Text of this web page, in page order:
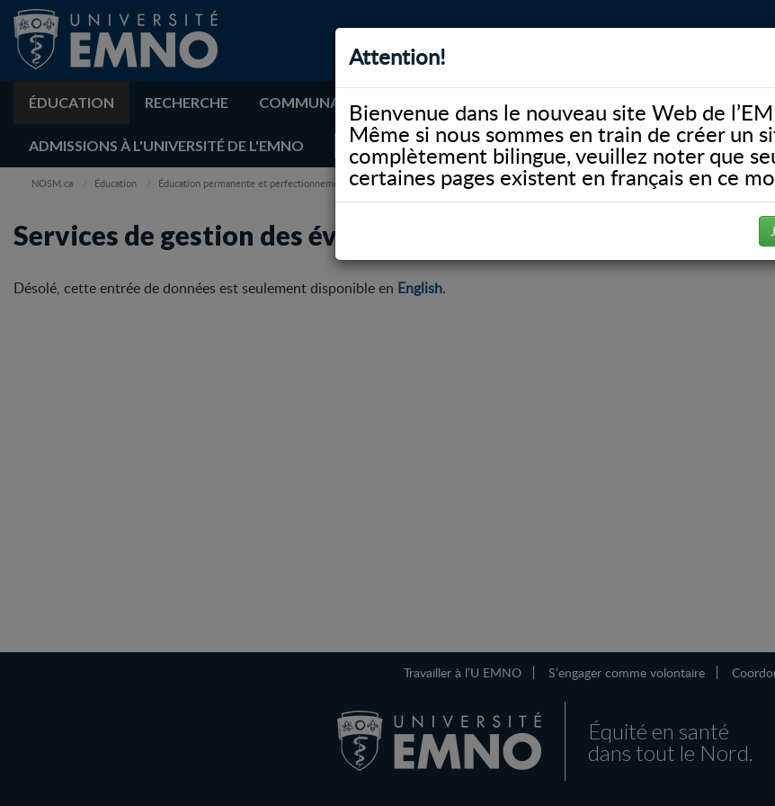
Attention!
Bienvenue dans le nouveau site Web de
Même si nous sommes en train de créer un
complètement bilingue, veuillez noter que
certaines pages existent en français en ce
ÉDUCATION RECHERCHE COMMUNAUTÉ BIBLIOTHÈQUE FACULTÉ
ADMISSIONS À L'UNIVERSITÉ DE L'EMNO
NOSM.ca Éducation Éducation permanente et perfectionnement professionnel Services de gestion des événements
Services de gestion des événements
Désolé, cette entrée de données est seulement disponible en English.
Travailler à l’U EMNO S’engager comme volontaire
Équité en santé
dans tout le Nord.